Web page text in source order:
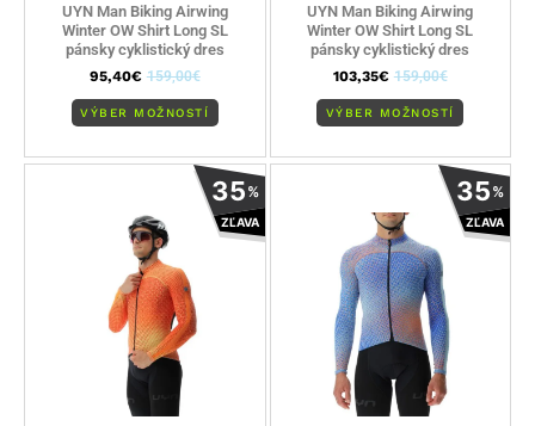
UYN Man Biking Airwing
Winter OW Shirt Long SL
pánsky cyklistický dres
95,40€ 159,00€
VÝBER MOŽNOSTÍ
UYN Man Biking Airwing
Winter OW Shirt Long SL
pánsky cyklistický dres
103,35€ 159,00€
VÝBER MOŽNOSTÍ
35%
ZĽAVA
Tento
produkt
má
35%
ZĽAVA
Tento
produkt
má